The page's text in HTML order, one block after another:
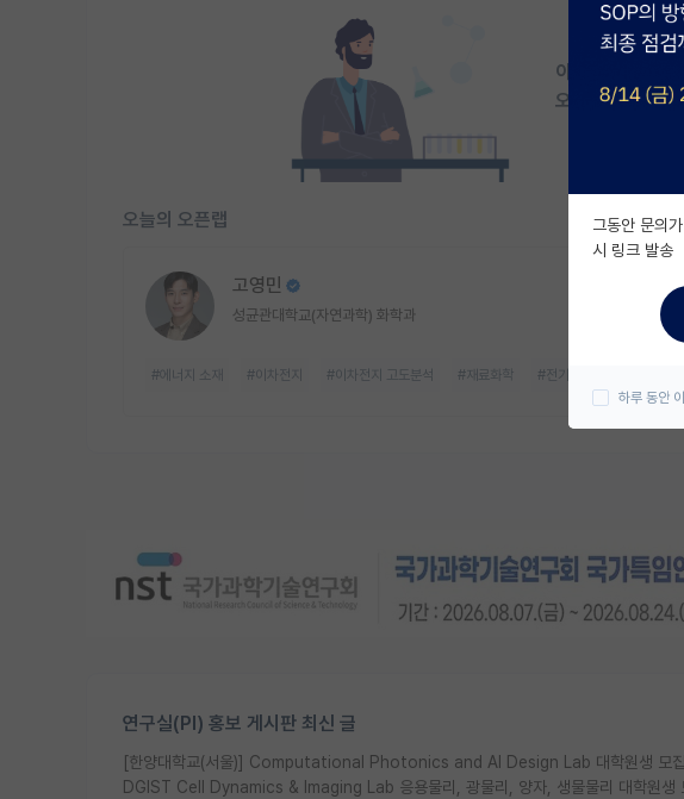
이 연구실은 아
오픈랩이 등록된
오늘의 오픈랩
고영민
성균관대학교(자연과학) 화학과
#에너지 소재 #이차전지 #이차전지 고도분석 #재료화학 #전기화학
연구실(PI) 홍보 게시판 최신 글
[한양대학교(서울)] Computational Photonics and AI Design Lab 대학원생 모집
DGIST Cell Dynamics & Imaging Lab 응용물리, 광물리, 양자, 생물물리 대학원생
그동안 문의
시 링크 발송
하루 동안